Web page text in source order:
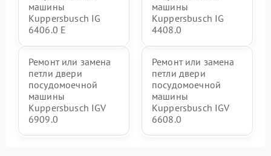
машины
Kuppersbusch IG
6406.0 E
машины
Kuppersbusch IG
4408.0
Ремонт или замена
петли двери
посудомоечной
машины
Kuppersbusch IGV
6909.0
Ремонт или замена
петли двери
посудомоечной
машины
Kuppersbusch IGV
6608.0